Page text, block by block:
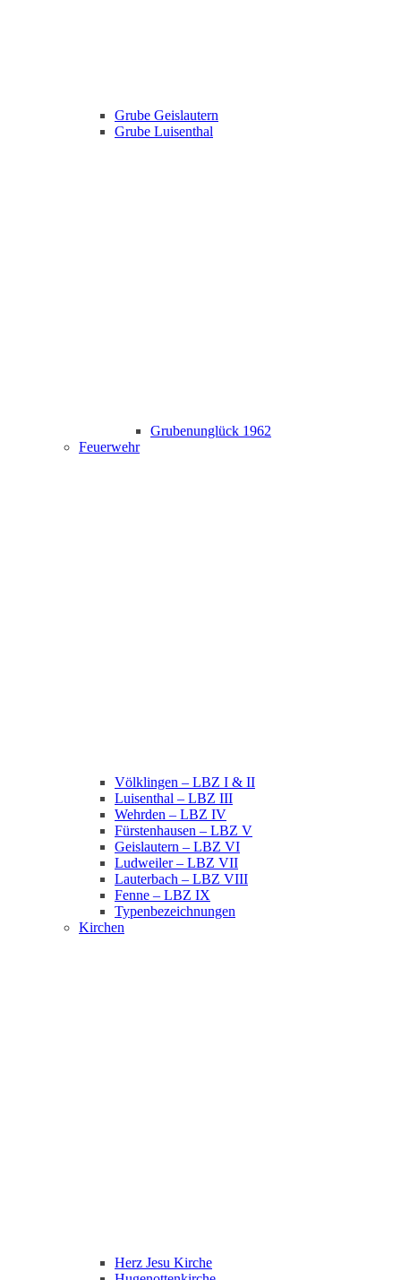
Grube Geislautern
Grube Luisenthal
Grubenunglück 1962
Feuerwehr
Völklingen – LBZ I & II
Luisenthal – LBZ III
Wehrden – LBZ IV
Fürstenhausen – LBZ V
Geislautern – LBZ VI
Ludweiler – LBZ VII
Lauterbach – LBZ VIII
Fenne – LBZ IX
Typenbezeichnungen
Kirchen
Herz Jesu Kirche